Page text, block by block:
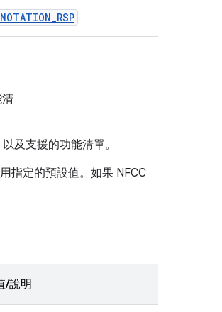
及支援的功能清單。
指定的預設值。如果 NFCC
/說明